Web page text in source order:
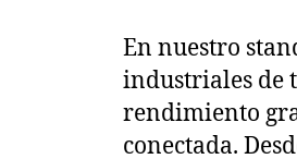
En nuestro
industriales de
rendimiento
conectada.